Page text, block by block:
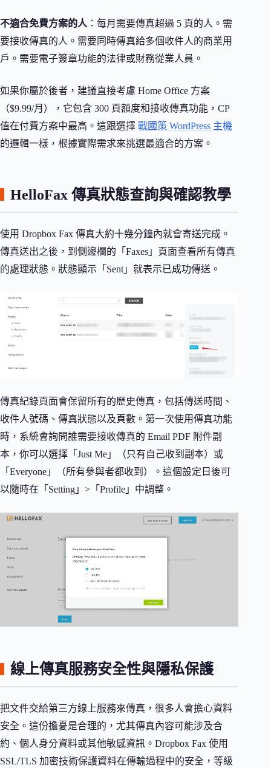
不適合免費方案的人 ：每月需要傳真超過 5 頁的人。需
要接收傳真的人。需要同時傳真給多個收件人的商業用
戶。需要電子簽章功能的法律或財務從業人員。
如果你屬於後者，建議直接考慮 Home Office 方案
（$9.99/月），它包含 300 頁額度和接收傳真功能，CP
值在付費方案中最高。這跟選擇 戰國策 WordPress 主機
的邏輯一樣，根據實際需求來挑選最適合的方案。
HelloFax 傳真狀態查詢與確認教學
使用 Dropbox Fax 傳真大約十幾分鐘內就會寄送完成。
傳真送出之後，到側邊欄的「Faxes」頁面查看所有傳真
的處理狀態。狀態顯示「Sent」就表示已成功傳送。
傳真紀錄頁面會保留所有的歷史傳真，包括傳送時間、
收件人號碼、傳真狀態以及頁數。第一次使用傳真功能
時，系統會詢問誰需要接收傳真的 Email PDF 附件副
本，你可以選擇「Just Me」（只有自己收到副本）或
「Everyone」（所有參與者都收到）。這個設定日後可
以隨時在「Setting」>「Profile」中調整。
線上傳真服務安全性與隱私保護
把文件交給第三方線上服務來傳真，很多人會擔心資料
安全。這份擔憂是合理的，尤其傳真內容可能涉及合
約、個人身分資料或其他敏感資訊。Dropbox Fax 使用
SSL/TLS 加密技術保護資料在傳輸過程中的安全，等級